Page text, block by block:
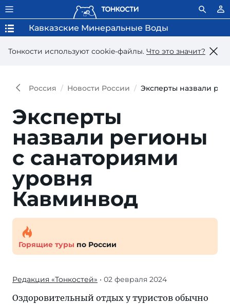
Тонкости используют сookie-файлы. Что это значит?
Кавказские Минеральные Воды
Россия Новости России Эксперты назвали
Эксперты
назвали реги­оны
с санато­риями
уровня
Кавминвод
Горящие туры по России
Редакция «Тонкостей» • 02 февраля 2024
Оздоровительный отдых у туристов обычно